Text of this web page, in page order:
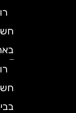
רואה
חשבון
באריאל
רואה
חשבון
בבית